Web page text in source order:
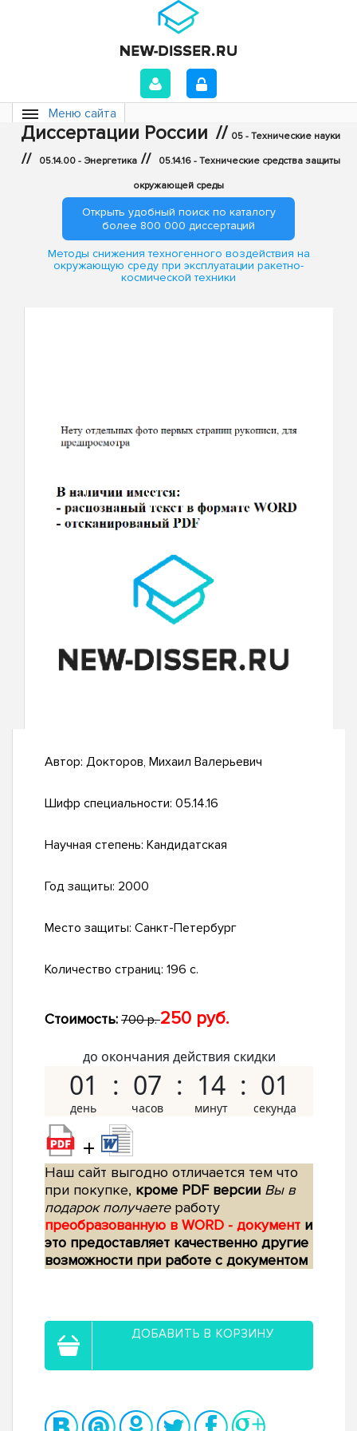
Меню сайта
Диссертации России // 05 - Технические науки
// 05.14.00 - Энергетика // 05.14.16 - Технические средства защиты
окружающей среды
Открыть удобный поиск по каталогу
более 800 000 диссертаций
Методы снижения техногенного воздействия на
окружающую среду при эксплуатации ракетно-
космической техники
Автор: Докторов, Михаил Валерьевич
Шифр специальности: 05.14.16
Научная степень: Кандидатская
Год защиты: 2000
Место защиты: Санкт-Петербург
Количество страниц: 196 с.
Стоимость: 700 р.250 руб.
до окончания действия скидки
01 07 14 00
+
Наш сайт выгодно отличается тем что
при покупке, кроме PDF версии Вы в
подарок получаетеработу
преобразованную в WORD - документ и
это предоставляет качественно другие
возможности при работе с документом
ДОБАВИТЬ В КОРЗИНУ